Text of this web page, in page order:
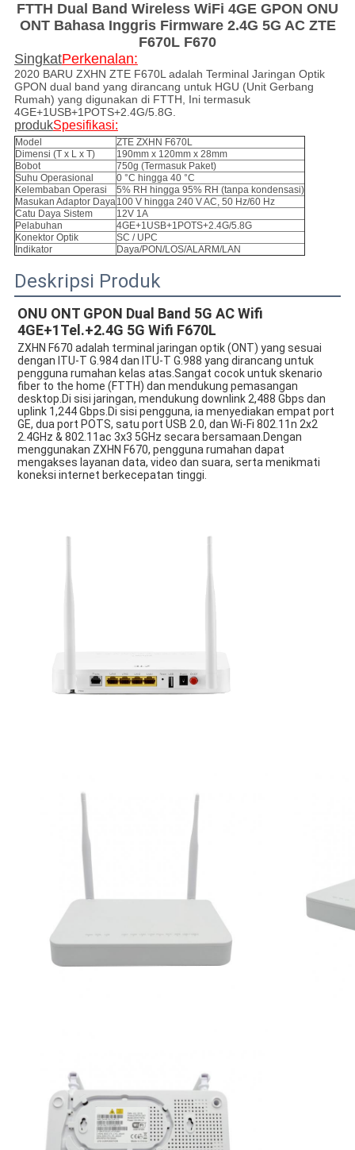
FTTH Dual Band Wireless WiFi 4GE GPON ONU
ONT Bahasa Inggris Firmware 2.4G 5G AC ZTE
F670L F670
SingkatPerkenalan:
2020 BARU ZXHN ZTE F670L adalah Terminal Jaringan Optik
GPON dual band yang dirancang untuk HGU (Unit Gerbang
Rumah) yang digunakan di FTTH, Ini termasuk
4GE+1USB+1POTS+2.4G/5.8G.
produkSpesifikasi:
Model
ZTE ZXHN F670L
Dimensi (T x L x T)
190mm x 120mm x 28mm
Bobot
750g (Termasuk Paket)
Suhu Operasional
0 °C hingga 40 °C
Kelembaban Operasi
5% RH hingga 95% RH (tanpa kondensasi)
Masukan Adaptor Daya100 V hingga 240 V AC, 50 Hz/60 Hz
Catu Daya Sistem
12V 1A
Pelabuhan
4GE+1USB+1POTS+2.4G/5.8G
Konektor Optik
SC / UPC
Indikator
Daya/PON/LOS/ALARM/LAN
Deskripsi Produk
ONU ONT GPON Dual Band 5G AC Wifi
4GE+1Tel.+2.4G 5G Wifi F670L
ZXHN F670 adalah terminal jaringan optik (ONT) yang sesuai
dengan ITU-T G.984 dan ITU-T G.988 yang dirancang untuk
pengguna rumahan kelas atas.Sangat cocok untuk skenario
fiber to the home (FTTH) dan mendukung pemasangan
desktop.Di sisi jaringan, mendukung downlink 2,488 Gbps dan
uplink 1,244 Gbps.Di sisi pengguna, ia menyediakan empat port
GE, dua port POTS, satu port USB 2.0, dan Wi-Fi 802.11n 2x2
2.4GHz & 802.11ac 3x3 5GHz secara bersamaan.Dengan
menggunakan ZXHN F670, pengguna rumahan dapat
mengakses layanan data, video dan suara, serta menikmati
koneksi internet berkecepatan tinggi.